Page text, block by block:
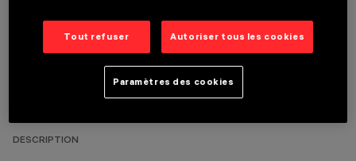
DONNÉES TECHNIQUES
DERNIÈRE MISE À JOUR: 05/08/2026
DESCRIPTION
Tout refuser Autoriser tous les cookies
Paramètres des cookies